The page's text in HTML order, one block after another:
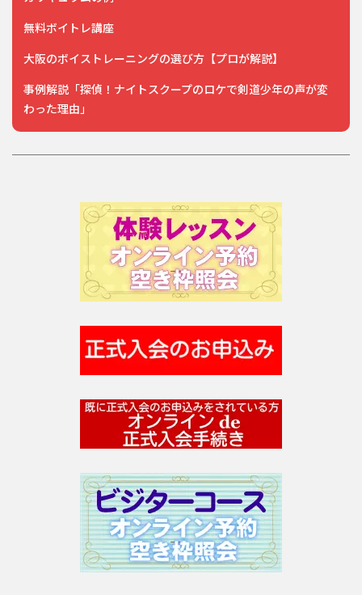
無料ボイトレ講座
大阪のボイストレーニングの選び方【プロが解説】
事例解説「探偵！ナイトスクープのロケで剣道少年の声が変
わった理由」